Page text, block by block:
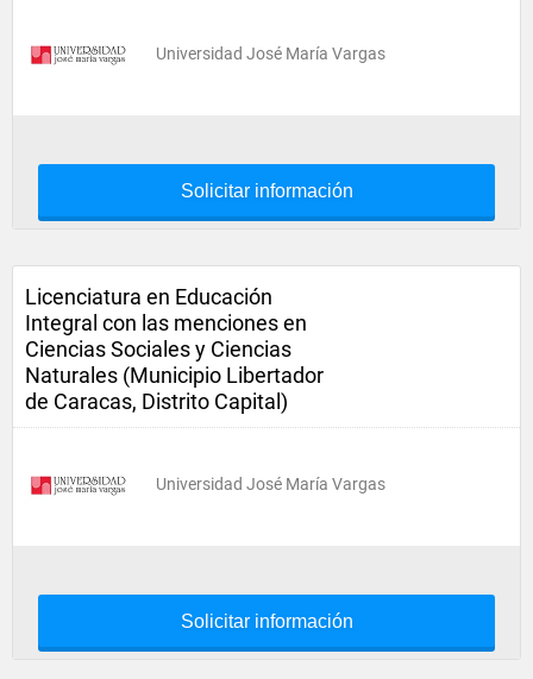
Universidad José María Vargas
Solicitar información
Licenciatura en Educación
Integral con las menciones en
Ciencias Sociales y Ciencias
Naturales (Municipio Libertador
de Caracas, Distrito Capital)
Universidad José María Vargas
Solicitar información